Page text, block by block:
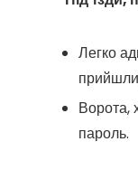
Легко
Ворота,
пароль.